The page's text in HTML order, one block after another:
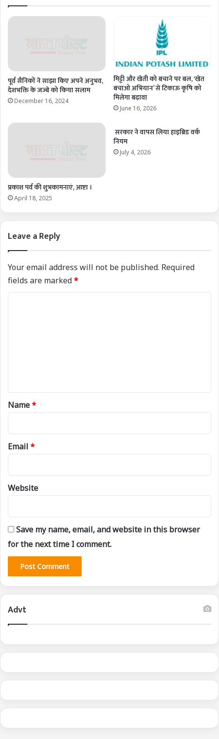
पूर्व सैनिकों ने साझा किए अपने अनुभव,
देशभक्ति के जज्बे को किया सलाम
December 16, 2024
मिट्टी और खेती को बचाने पर बल, ‘खेत
बचाओ अभियान’ से टिकाऊ कृषि को
मिलेगा बढ़ावा
June 16, 2026
प्रकाश पर्व की शुभकामनाएं, आष्टा ।
April 18, 2025
सरकार ने वापस लिया हाइब्रिड वर्क
नियम
July 4, 2026
Leave a Reply
Your email address will not be published. Required
fields are marked*
*
Name*
Email *
Website
Save my name, email, and website in this browser
for the next time I comment.
Advt